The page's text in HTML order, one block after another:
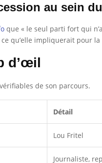
au sein
que « le seul parti fort qui
qu’elle impliquerait pour la
d’œil
de son parcours.
Détail
Lou Fritel
Journaliste,